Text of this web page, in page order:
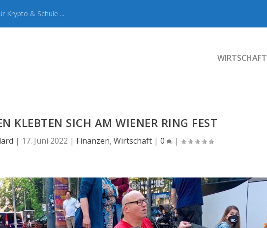
Krypto & Schule ...
WIRTSCHAFT
KLEBTEN SICH AM WIENER RING FEST
| 17. Juni 2022 | Finanzen,Wirtschaft |0 |